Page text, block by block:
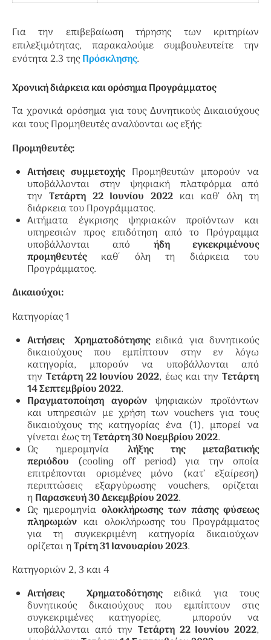
Για την επιβεβαίωση τήρησης των κριτηρίων
επιλεξιμότητας, παρακαλούμε συμβουλευτείτε την
ενότητα 2.3 τηςΠρόσκλησης.
Χρονική διάρκεια και ορόσημα Προγράμματος
Τα χρονικά ορόσημα για τους Δυνητικούς Δικαιούχους
και τους Προμηθευτές αναλύονται ως εξής:
Προμηθευτές:
Αιτήσεις συμμετοχήςΠρομηθευτών μπορούν να
υποβάλλονται στην ψηφιακή πλατφόρμα από
τηνΤετάρτη 22 Ιουνίου 2022και καθ’ όλη τη
διάρκεια του Προγράμματος.
Αιτήματα έγκρισης ψηφιακών προϊόντων και
υπηρεσιών προς επιδότηση από το Πρόγραμμα
υποβάλλονται από ήδη εγκεκριμένους
προμηθευτέςκαθ΄ όλη τη διάρκεια του
Προγράμματος.
Δικαιούχοι:
Κατηγορίας 1
Αιτήσεις Χρηματοδότησηςειδικά για δυνητικούς
δικαιούχους που εμπίπτουν στην εν λόγω
κατηγορία, μπορούν να υποβάλλονται από
την Τετάρτη 22 Ιουνίου 2022, έως και την Τετάρτη
14 Σεπτεμβρίου 2022.
Πραγματοποίηση αγορών ψηφιακών προϊόντων
και υπηρεσιών με χρήση των vouchers για τους
δικαιούχους της κατηγορίας ένα (1), μπορεί να
γίνεται έως τηΤετάρτη 30 Νοεμβρίου 2022.
Ως ημερομηνία λήξης της μεταβατικής
περιόδου (cooling off period) για την οποία
επιτρέπονται ορισμένες μόνο (κατ’ εξαίρεση)
περιπτώσεις εξαργύρωσης vouchers, ορίζεται
ηΠαρασκευή 30 Δεκεμβρίου 2022.
Ως ημερομηνίαολοκλήρωσης των πάσης φύσεως
πληρωμών και ολοκλήρωσης του Προγράμματος
για τη συγκεκριμένη κατηγορία δικαιούχων
ορίζεται ηΤρίτη 31 Ιανουαρίου 2023.
Κατηγοριών 2, 3 και 4
Αιτήσεις Χρηματοδότησηςειδικά για τους
δυνητικούς δικαιούχους που εμπίπτουν στις
συγκεκριμένες κατηγορίες, μπορούν να
υποβάλλονται από την Τετάρτη 22 Ιουνίου 2022,